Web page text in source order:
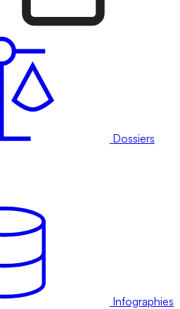
Dossiers
Infographies